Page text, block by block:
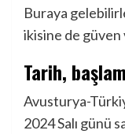
Buraya
ikisine de
Tarih,
Avusturya-
2024 Salı günü